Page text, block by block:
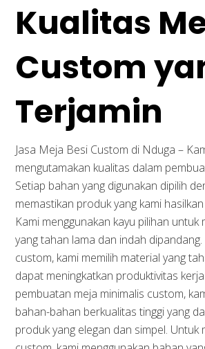
Kualitas
Custom
Terjamin
Jasa Meja Besi Custom di Nduga –
mengutamakan kualitas dalam
Setiap bahan yang digunakan dipilih
memastikan produk yang kami
Kami menggunakan kayu pilihan untuk
yang tahan lama dan indah
custom, kami memilih material yang
dapat meningkatkan produktivitas
pembuatan meja minimalis custom,
bahan-bahan berkualitas tinggi yang
produk yang elegan dan simpel. Untuk